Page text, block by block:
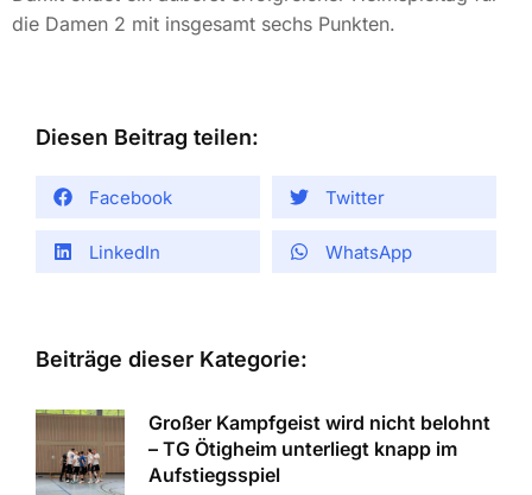
die Damen 2 mit insgesamt sechs Punkten.
Diesen Beitrag teilen:
Facebook Twitter
LinkedIn WhatsApp
Beiträge dieser Kategorie:
Großer Kampfgeist wird nicht belohnt
– TG Ötigheim unterliegt knapp im
Aufstiegsspiel